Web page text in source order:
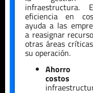
infraestructura.
eficiencia en
ayuda a las
a reasignar
otras áreas
su operación.
Ahorro
costos